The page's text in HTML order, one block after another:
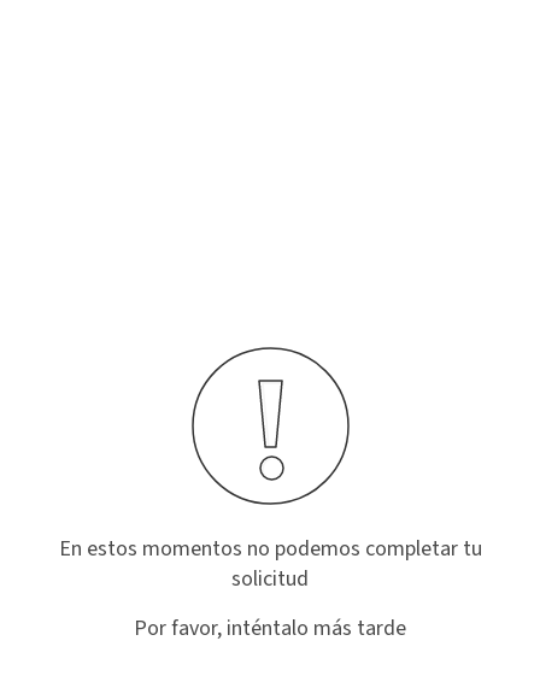
En estos momentos no podemos completar tu
solicitud
Por favor, inténtalo más tarde